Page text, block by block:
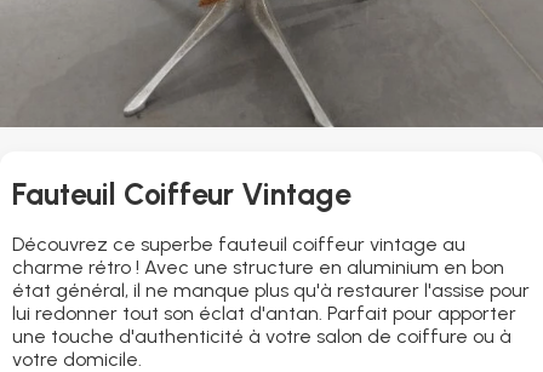
Fauteuil Coiffeur Vintage
Découvrez ce superbe fauteuil coiffeur vintage au
charme rétro ! Avec une structure en aluminium en bon
état général, il ne manque plus qu'à restaurer l'assise pour
lui redonner tout son éclat d'antan. Parfait pour apporter
une touche d'authenticité à votre salon de coiffure ou à
votre domicile.